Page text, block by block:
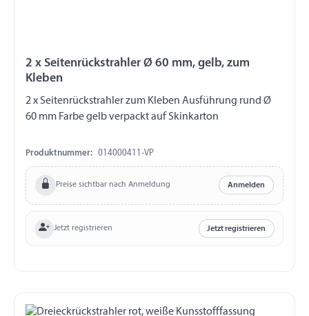
2 x Seitenrückstrahler Ø 60 mm, gelb, zum
Kleben
2 x Seitenrückstrahler zum Kleben Ausführung rund Ø
60 mm Farbe gelb verpackt auf Skinkarton
Produktnummer: 014000411-VP
Preise sichtbar nach Anmeldung Anmelden
Jetzt registrieren Jetzt registrieren